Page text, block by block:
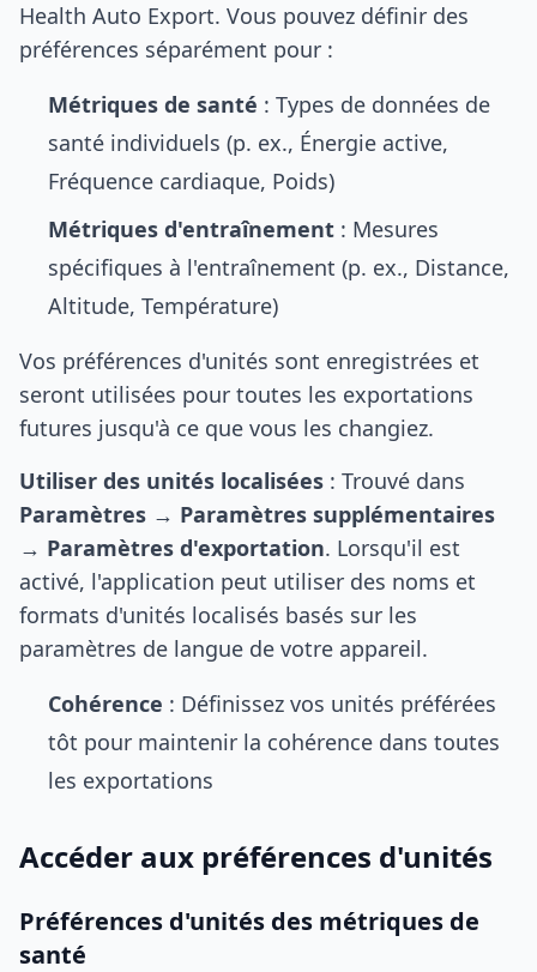
Health Auto Export. Vous pouvez définir des
préférences séparément pour :
Métriques de santé : Types de données de
santé individuels (p. ex., Énergie active,
Fréquence cardiaque, Poids)
Métriques d'entraînement : Mesures
spécifiques à l'entraînement (p. ex., Distance,
Altitude, Température)
Vos préférences d'unités sont enregistrées et
seront utilisées pour toutes les exportations
futures jusqu'à ce que vous les changiez.
Utiliser des unités localisées : Trouvé dans
Paramètres → Paramètres supplémentaires
→ Paramètres d'exportation. Lorsqu'il est
activé, l'application peut utiliser des noms et
formats d'unités localisés basés sur les
paramètres de langue de votre appareil.
Cohérence : Définissez vos unités préférées
tôt pour maintenir la cohérence dans toutes
les exportations
Accéder aux préférences d'unités
Préférences d'unités des métriques de
santé